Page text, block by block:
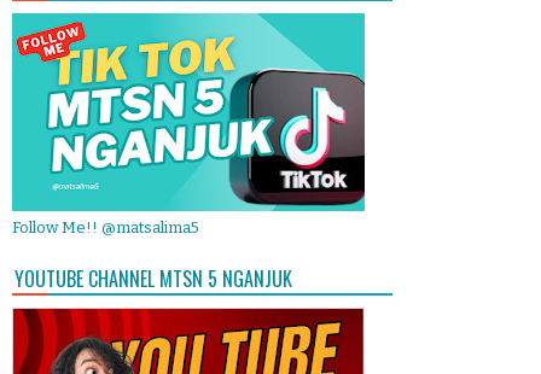
Follow Me!! @matsalima5
YOUTUBE CHANNEL MTSN 5 NGANJUK